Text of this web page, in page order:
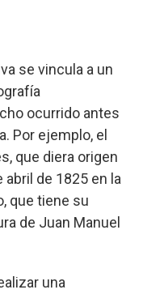
se vincula a un
ocurrido antes
Por ejemplo, el
que diera origen
abril de 1825 en la
que tiene su
de Juan Manuel
una